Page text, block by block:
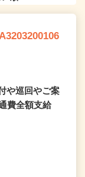
や巡回やご案
費全額支給